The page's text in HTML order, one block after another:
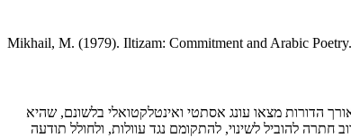
Mikhail, M. (1979). Iltizam: Commitment and Arabic Poetry.
הדורות מצאו עונג אסתטי ואינטלקטואלי בלשונם, שהיא
חתרה להוביל לשינוי, להתקומם נגד עוולות, ולחולל תודעה